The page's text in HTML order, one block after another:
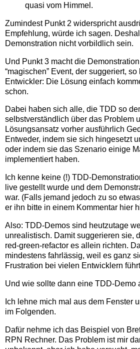
quasi vom Himmel.
Zumindest Punkt 2 widerspricht
Empfehlung, würde ich sagen.
Demonstration nicht vorbildlich sein.
Und Punkt 3 macht die
“magischen” Event, der suggeriert,
Entwickler: Die Lösung einfach
schon.
Dabei haben sich alle, die TDD so
selbstverständlich über das Problem
Lösungsansatz vorher ausführlich
Entweder, indem sie sich hingesetzt
oder indem sie das Szenario einige
implementiert haben.
Ich kenne keine (!) TDD-
live gestellt wurde und dem
war. (Falls jemand jedoch zu so
er ihn bitte in einem Kommentar hier
Also: TDD-Demos sind heutzutage
unrealistisch. Damit suggerieren sie,
red-green-refactor es allein richten.
mindestens fahrlässig, weil es ganz
Frustration bei vielen Entwicklern
Und wie sollte dann eine TDD-Demo
Ich lehne mich mal aus dem Fenster
im Folgenden.
Dafür nehme ich das Beispiel von
RPN Rechner. Das Problem ist mir